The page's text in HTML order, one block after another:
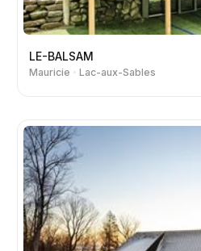
LE-BALSAM
Mauricie Lac-aux-Sables